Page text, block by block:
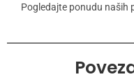
Pogledajte ponudu naših